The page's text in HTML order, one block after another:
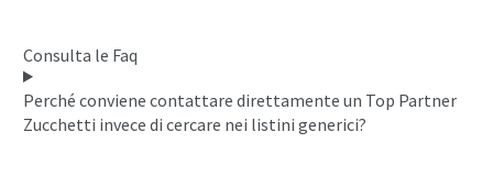
Consulta le Faq
Perché conviene contattare direttamente un Top Partner
Zucchetti invece di cercare nei listini generici?